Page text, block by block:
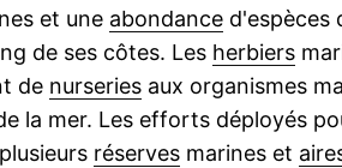
et une abondance d'espèces
de ses côtes. Les herbiers
de nurseries aux organismes
la mer. Les efforts déployés
réserves marines et